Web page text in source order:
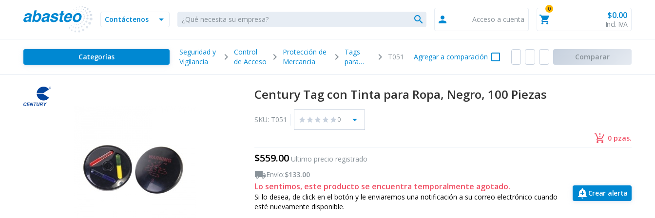
arrow_drop_down
Contáctenos search person Acceso a cuenta shopping_cart
0
$0.00
Incl. IVA
Categorías
Seguridad y
Vigilancia
chevron_right
Control
de Acceso
chevron_right
Protección de
Mercancia
chevron_right
Tags
para
chevron_right T051 check_box_outline_blank
Agregar a comparación Comparar
Century Tag con Tinta para Ropa, Negro, 100 Piezas
SKU: T051 star star star star star0
arrow_drop_down
production_quantity_limits 0 pzas.
$559.00 Ultimo precio registrado
local_shippingEnvío:$133.00
Lo sentimos, este producto se encuentra temporalmente agotado.
Si lo desea, de click en el botón y le enviaremos una notificación a su correo electrónico cuando
esté nuevamente disponible.
add_alert Crear alerta